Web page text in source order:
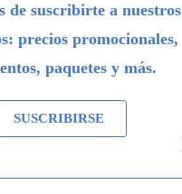
de suscribirte a nuestros
precios promocionales,
paquetes y más.
SUSCRIBIRSE